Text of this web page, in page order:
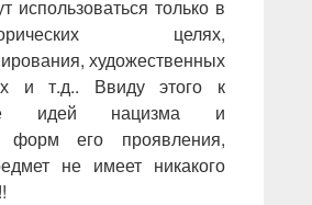
использоваться только в
целях,
художественных
и т.д.. Ввиду этого к
идей нацизма и
форм его проявления,
не имеет никакого